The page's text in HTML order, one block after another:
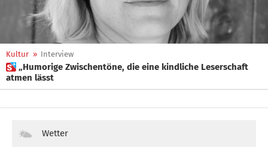
Kultur » Interview
 „Humorige Zwischentöne, die eine kindliche Leserschaft
atmen lässt
Wetter